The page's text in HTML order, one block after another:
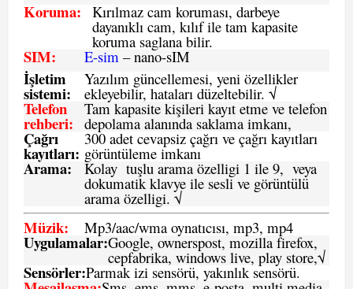
Koruma: Kırılmaz cam koruması, darbeye
dayanıklı cam, kılıf ile tam kapasite
koruma saglana bilir.
SIM: E-sim – nano-sIM
İşletim
sistemi:
Yazılım güncellemesi, yeni özellikler
ekleyebilir, hataları düzeltebilir. √
Telefon
rehberi:
Tam kapasite kişileri kayıt etme ve telefon
depolama alanında saklama imkanı,
Çağrı
kayıtları:
300 adet cevapsiz çağrı ve çağrı kayıtları
görüntüleme imkanı
Arama: Kolay tuşlu arama özelligi 1 ile 9, veya
dokumatik klavye ile sesli ve görüntülü
arama özelligi. √
Müzik: Mp3/aac/wma oynatıcısı, mp3, mp4
Uygulamalar:Google, ownerspost, mozilla firefox,
cepfabrika, windows live, play store,√
Sensörler:Parmak izi sensörü, yakınlık sensörü.